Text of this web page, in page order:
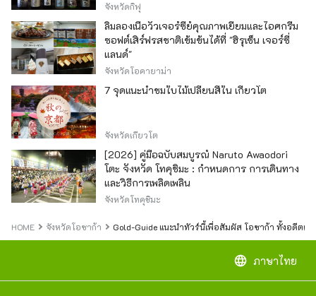
จังหวัดกิฟุ
ลิ้มลองเนื้อวัวเจอร์ซีย์คุณภาพเยี่ยมและไอศกรีม
ซอฟต์เสิร์ฟรสชาติเข้มข้นได้ที่ "ฮิรุเซ็น เจอร์ซี่
แลนด์"
จังหวัดโอคายาม่า
7 จุดแนะนำชมใบไม้เปลี่ยนสีใน เกียวโต
จังหวัดเกียวโต
[2026] คู่มือฉบับสมบูรณ์ Naruto Awaodori
โตะ จังหวัด โทคุชิมะ : กำหนดการ การเดินทาง
และวิธีการเพลิดเพลิน
จังหวัดโทคุชิมะ
HOME จังหวัดโอซาก้า Gold-Guide แนะนำทัวร์นี้เพื่อสัมผัส โอซาก้า ทั้งอดีตแ
language ภาษาไทย